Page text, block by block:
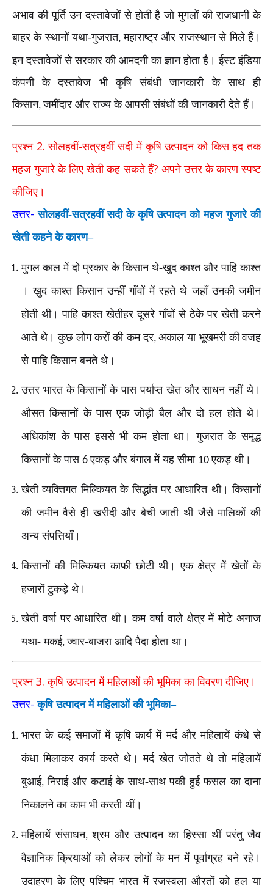
अभाव की पूर्ति उन दस्तावेजों से होती है जो मुगलों की राजधानी के
बाहर के स्थानों यथा-गुजरात,महाराष्ट्र और राजस्थान से मिले हैं।
इन दस्तावेजों से सरकार की आमदनी का ज्ञान होता है। ईस्ट इंडिया
कंपनी के दस्तावेज भी कृषि संबंधी जानकारी के साथ ही
किसान,जमींदार और राज्य के आपसी संबंधों की जानकारी देते हैं।
प्रश्न 2.सोलहवीं-सत्रहवीं सदी में कृषि उत्पादन को किस हद तक
महज गुजारे के लिए खेती कह सकते हैं? अपने उत्तर के कारण स्पष्ट
कीजिए।
उत्तर- सोलहवीं-सत्रहवीं सदी के कृषि उत्पादन को महज गुजारे की
खेती कहने के कारण–
मुगल काल में दो प्रकार के किसान थे-खुद काश्त और पाहि काश्त
। खुद काश्त किसान उन्हीं गाँवों में रहते थे जहाँ उनकी जमीन
होती थी। पाहि काश्त खेतीहर दूसरे गाँवों से ठेके पर खेती करने
आते थे। कुछ लोग करों की कम दर, अकाल या भूखमरी की वजह
से पाहि किसान बनते थे।
उत्तर भारत के किसानों के पास पर्याप्त खेत और साधन नहीं थे।
औसत किसानों के पास एक जोड़ी बैल और दो हल होते थे।
अधिकांश के पास इससे भी कम होता था। गुजरात के समृद्ध
किसानों के पास 6एकड़ और बंगाल में यह सीमा 10एकड़ थी।
खेती व्यक्तिगत मिल्कियत के सिद्धांत पर आधारित थी। किसानों
की जमीन वैसे ही खरीदी और बेची जाती थी जैसे मालिकों की
अन्य संपत्तियाँ।
किसानों की मिल्कियत काफी छोटी थी। एक क्षेत्र में खेतों के
हजारों टुकड़े थे।
खेती वर्षा पर आधारित थी। कम वर्षा वाले क्षेत्र में मोटे अनाज
यथा- मकई,ज्वार-बाजरा आदि पैदा होता था।
प्रश्न 3.कृषि उत्पादन में महिलाओं की भूमिका का विवरण दीजिए।
उत्तर- कृषि उत्पादन में महिलाओं की भूमिका–
भारत के कई समाजों में कृषि कार्य में मर्द और महिलायें कंधे से
कंधा मिलाकर कार्य करते थे। मर्द खेत जोतते थे तो महिलायें
बुआई,निराई और कटाई के साथ-साथ पकी हुई फसल का दाना
निकालने का काम भी करती थीं।
महिलायें संसाधन,श्रम और उत्पादन का हिस्सा थीं परंतु जैव
वैज्ञानिक क्रियाओं को लेकर लोगों के मन में पूर्वाग्रह बने रहे।
उदाहरण के लिए पश्चिम भारत में रजस्वला औरतों को हल या